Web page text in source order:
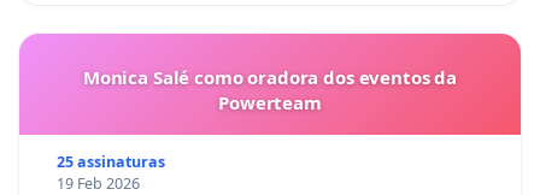
Monica Salé como oradora dos eventos da
Powerteam
25 assinaturas
19 Feb 2026